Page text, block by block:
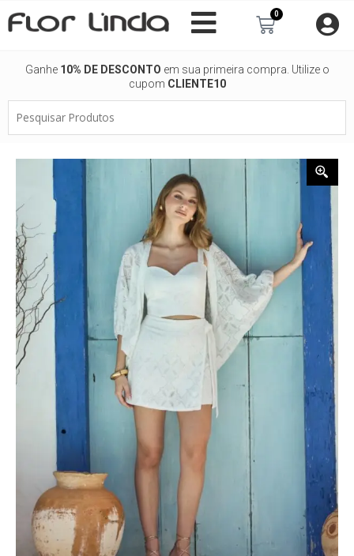
para
0
Carrinho
Ganhe 10% DE DESCONTO em sua primeira compra. Utilize o
cupom CLIENTE10
Produtos